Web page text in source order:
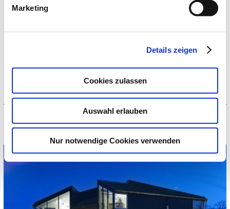
Marketing
Details zeigen
Cookies zulassen
Auswahl erlauben
Nur notwendige Cookies verwenden
Musikecke & Termine
Unser Sortiment - Marken-Qualität garantiert!
Ihr Musikhaus in Stade am Bahnhof für
Musikinstrumente, Zubehör und Noten